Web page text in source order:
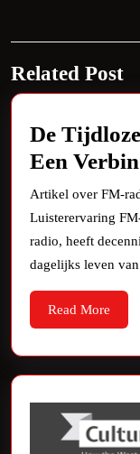
post:
Next
post:
Related Post
De
Een
Artikel over FM-
Luisterervaring
radio, heeft
dagelijks leven
Read More
More